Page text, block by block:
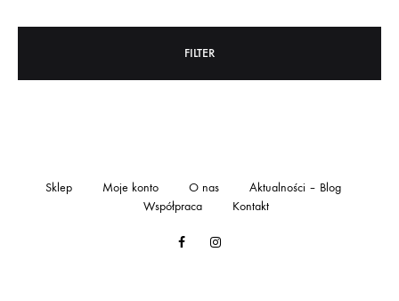
FILTER
FacebookInstagram
Sklep Moje konto O nas
Aktualności – Blog
Współpraca
Kontakt